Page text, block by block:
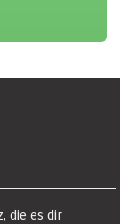
die es dir